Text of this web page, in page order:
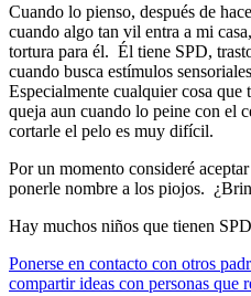
Cuando lo pienso, después de
cuando algo tan vil entra a mi
tortura para él. Él tiene SPD,
cuando busca estímulos
Especialmente cualquier cosa
queja aun cuando lo peine con el
cortarle el pelo es muy difícil.
Por un momento consideré
ponerle nombre a los piojos.
Hay muchos niños que tienen
Ponerse en contacto con otros
compartir ideas con personas que